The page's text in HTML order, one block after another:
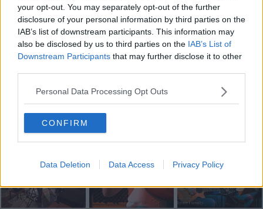
your opt-out. You may separately opt-out of the further
disclosure of your personal information by third parties on the
IAB’s list of downstream participants. This information may
also be disclosed by us to third parties on the IAB’s List of
Downstream Participants that may further disclose it to other
Personal Data Processing Opt Outs
CONFIRM
Data Deletion Data Access Privacy Policy
alle 20:00 direttamente nella tua casella di posta.
Basta cliccareQUI
Fotogallery